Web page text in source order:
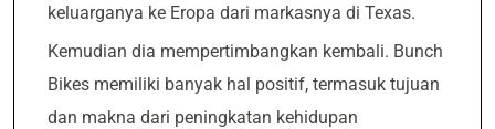
keluarganya ke Eropa dari markasnya di Texas.
Kemudian dia mempertimbangkan kembali. Bunch
Bikes memiliki banyak hal positif, termasuk tujuan
dan makna dari peningkatan kehidupan